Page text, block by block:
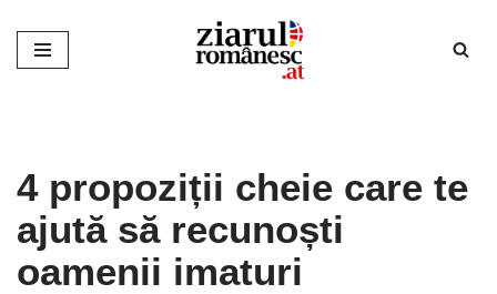
Sari
4 propoziții cheie care te
ajută să recunoști
oamenii imaturi